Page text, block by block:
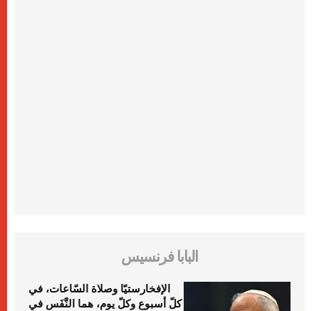
البابا فرنسيس
الإفخارستيّا وصلاة السّاعات، في
كلّ أسبوع وكلّ يوم، هما النَّفَس في